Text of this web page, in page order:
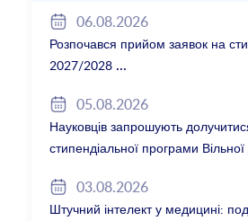
06.08.2026
Розпочався прийом заявок на
2027/2028
05.08.2026
Науковців запрошують
стипендіальної програми
03.08.2026
Штучний інтелект у медицині: